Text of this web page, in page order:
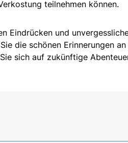
teilnehmen können.
Eindrücken und
die schönen Erinnerungen
sich auf zukünftige